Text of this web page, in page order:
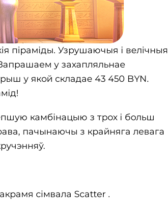
піраміды. Узрушаючыя і велічныя
у захапляльнае
у якой складае 43 450 BYN.
камбінацыю з трох і больш
пачынаючы з крайняга левага
сімвала Scatter .